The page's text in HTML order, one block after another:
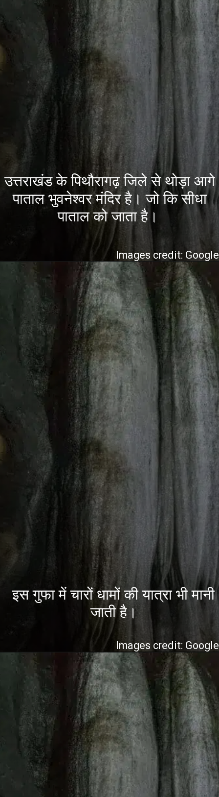
के पिथौरागढ़ जिले से
भुवनेश्वर मंदिर है। जो कि
पाताल को जाता है।
Images credit: Google
इस गुफा में चारों धामों की यात्रा भी मानी
जाती है।
Images credit: Google